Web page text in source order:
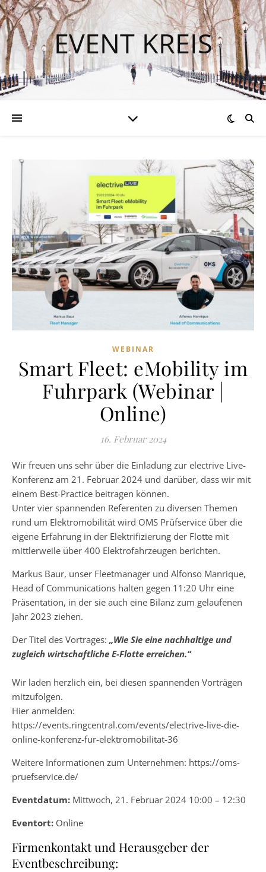
EVENT KREIS
WEBINAR
Smart Fleet: eMobility im
Fuhrpark (Webinar |
Online)
16. Februar 2024
Wir freuen uns sehr über die Einladung zur electrive Live-
Konferenz am 21. Februar 2024 und darüber, dass wir mit
einem Best-Practice beitragen können.
Unter vier spannenden Referenten zu diversen Themen
rund um Elektromobilität wird OMS Prüfservice über die
eigene Erfahrung in der Elektrifizierung der Flotte mit
mittlerweile über 400 Elektrofahrzeugen berichten.
Markus Baur, unser Fleetmanager und Alfonso Manrique,
Head of Communications halten gegen 11:20 Uhr eine
Präsentation, in der sie auch eine Bilanz zum gelaufenen
Jahr 2023 ziehen.
Der Titel des Vortrages: „Wie Sie eine nachhaltige und
zugleich wirtschaftliche E-Flotte erreichen.“
Wir laden herzlich ein, bei diesen spannenden Vorträgen
mitzufolgen.
Hier anmelden:
https://events.ringcentral.com/events/electrive-live-die-
online-konferenz-fur-elektromobilitat-36
Weitere Informationen zum Unternehmen: https://oms-
pruefservice.de/
Eventdatum: Mittwoch, 21. Februar 2024 10:00 – 12:30
Eventort: Online
Firmenkontakt und Herausgeber der
Eventbeschreibung: